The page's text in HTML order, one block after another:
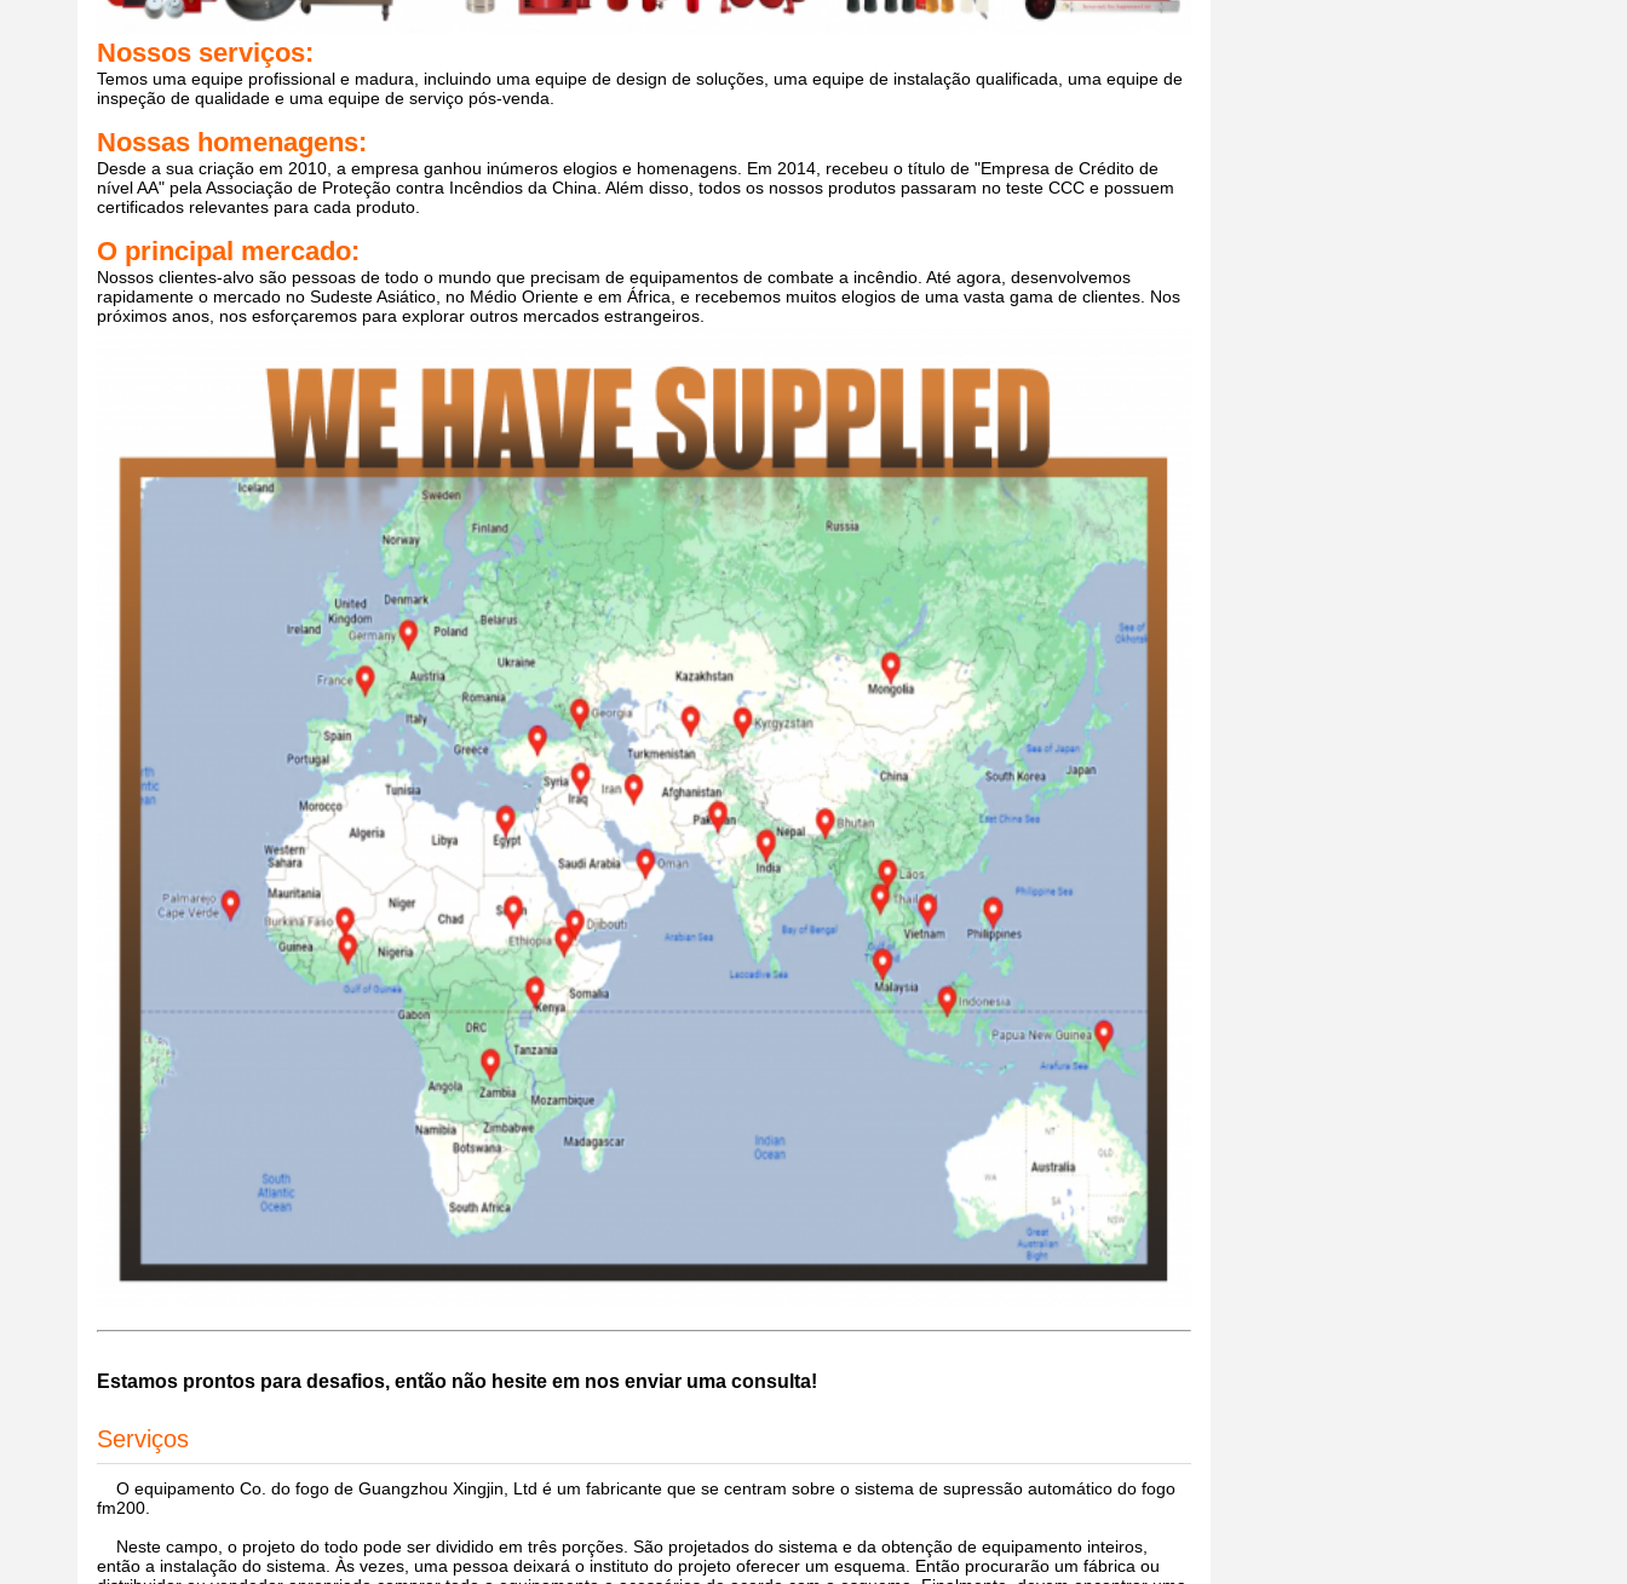
Nossos serviços:
Temos uma equipe profissional e madura, incluindo uma equipe de design de soluções, uma equipe de instalação qualificada, uma equipe de
inspeção de qualidade e uma equipe de serviço pós-venda.
Nossas homenagens:
Desde a sua criação em 2010, a empresa ganhou inúmeros elogios e homenagens. Em 2014, recebeu o título de "Empresa de Crédito de
nível AA" pela Associação de Proteção contra Incêndios da China. Além disso, todos os nossos produtos passaram no teste CCC e possuem
certificados relevantes para cada produto.
O principal mercado:
Nossos clientes-alvo são pessoas de todo o mundo que precisam de equipamentos de combate a incêndio. Até agora, desenvolvemos
rapidamente o mercado no Sudeste Asiático, no Médio Oriente e em África, e recebemos muitos elogios de uma vasta gama de clientes. Nos
próximos anos, nos esforçaremos para explorar outros mercados estrangeiros.
Estamos prontos para desafios, então não hesite em nos enviar uma consulta!
Serviços
O equipamento Co. do fogo de Guangzhou Xingjin, Ltd é um fabricante que se centram sobre o sistema de supressão automático do fogo
fm200.
Neste campo, o projeto do todo pode ser dividido em três porções. São projetados do sistema e da obtenção de equipamento inteiros,
então a instalação do sistema. Às vezes, uma pessoa deixará o instituto do projeto oferecer um esquema. Então procurarão um fábrica ou